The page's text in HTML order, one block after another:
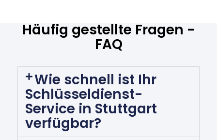
Häufig gestellte Fragen -
FAQ
Wie schnell ist Ihr
Schlüsseldienst-
Service in Stuttgart
verfügbar?